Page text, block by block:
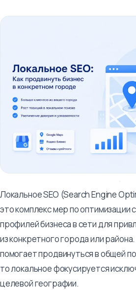
Локальное SEO (Search Engine
это комплекс мер по оптимизации
профилей бизнеса в сети для
из конкретного города или
помогает продвинуться в общей
то локальное фокусируется
целевой географии.